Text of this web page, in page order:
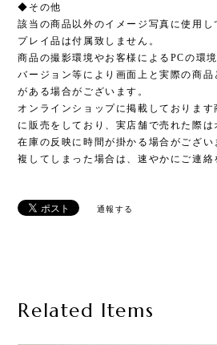
◆その他
該当の商品以外のイメージ写真に使用し
プレイ品は付属致しません。
商品の撮影環境やお客様によるPCの環
バージョン等により画面上と実際の商
がある場合がございます。
オンラインショップに掲載しておりま
に販売をしており、実店舗で売れた際
在庫の反映に時間が掛かる場合がござ
複してしまった場合は、速やかにご連絡
通報する
Related Items